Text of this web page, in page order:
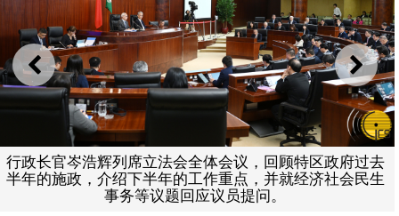
上一则 下一
行政长官岑浩辉列席立法会全体会议，回顾特区政府过去
半年的施政，介绍下半年的工作重点，并就经济社会民生
事务等议题回应议员提问。